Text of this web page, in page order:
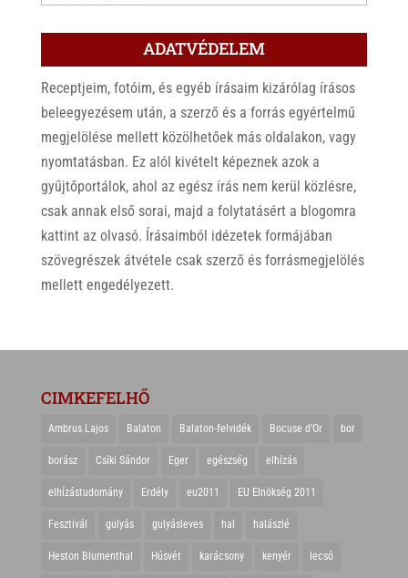
ADATVÉDELEM
Receptjeim, fotóim, és egyéb írásaim kizárólag írásos
beleegyezésem után, a szerző és a forrás egyértelmű
megjelölése mellett közölhetőek más oldalakon, vagy
nyomtatásban. Ez alól kivételt képeznek azok a
gyűjtőportálok, ahol az egész írás nem kerül közlésre,
csak annak első sorai, majd a folytatásért a blogomra
kattint az olvasó. Írásaimból idézetek formájában
szövegrészek átvétele csak szerző és forrásmegjelölés
mellett engedélyezett.
CIMKEFELHŐ
Ambrus Lajos Balaton Balaton-felvidék Bocuse d'Or bor
borász Csíki Sándor Eger egészség elhízás
elhízástudomány Erdély eu2011 EU Elnökség 2011
Fesztivál gulyás gulyásleves hal halászlé
Heston Blumenthal Húsvét karácsony kenyér lecsó